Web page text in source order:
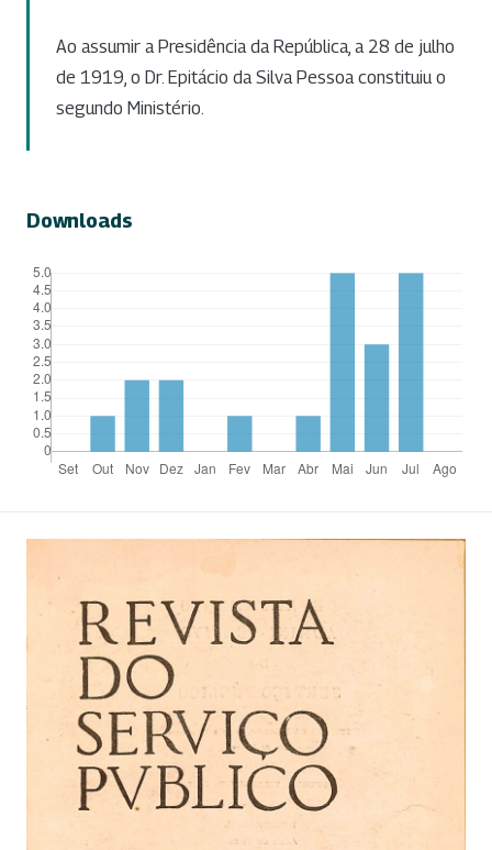
Ao assumir a Presidência da República, a 28 de julho
de 1919, o Dr. Epitácio da Silva Pessoa constituiu o
segundo Ministério.
Downloads